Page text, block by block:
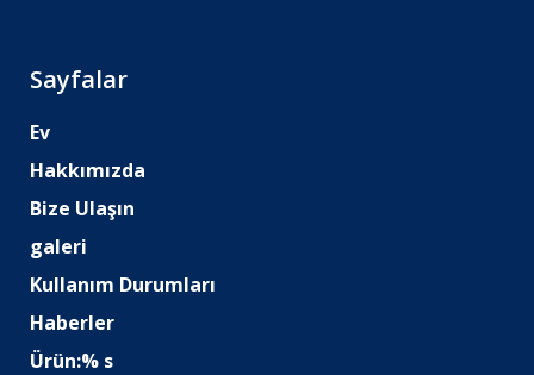
Sayfalar
Ev
Hakkımızda
Bize Ulaşın
galeri
Kullanım Durumları
Haberler
Ürün:% s